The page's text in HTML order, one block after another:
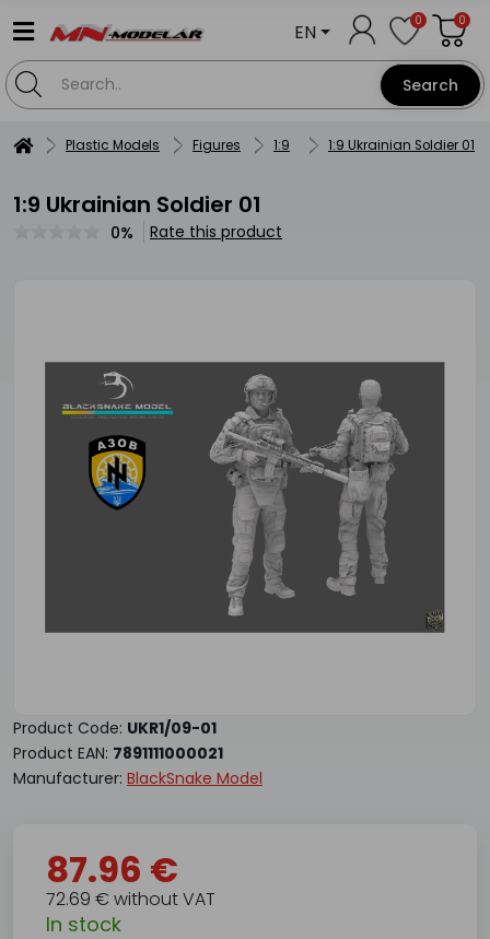
Search
EN 0 0
Plastic Models Figures 1:9 1:9 Ukrainian Soldier 01
1:9 Ukrainian Soldier 01
0% Rate this product
Product Code: UKR1/09-01
Product EAN: 7891111000021
Manufacturer: BlackSnake Model
87.96 €
72.69 € without VAT
In stock